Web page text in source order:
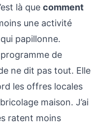
là que comment
une activité
papillonne.
de
ne dit pas tout. Elle
les offres locales
maison. J’ai
ratent moins